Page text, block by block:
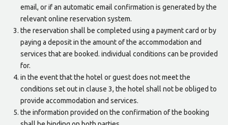
email, or if an automatic email confirmation is generated by the
relevant online reservation system.
the reservation shall be completed using a payment card or by
paying a deposit in the amount of the accommodation and
services that are booked. individual conditions can be provided
for.
in the event that the hotel or guest does not meet the
conditions set out in clause 3, the hotel shall not be obliged to
provide accommodation and services.
the information provided on the confirmation of the booking